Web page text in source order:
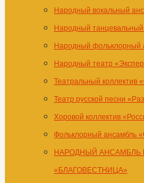
Народный вокальный
Народный танцевальный
Народный фольклорный
Народный театр
Театральный коллектив
Театр русской песни
Хоровой коллектив
Фольклорный ансамбль
НАРОДНЫЙ АНСАМБЛЬ
«БЛАГОВЕСТНИЦА»